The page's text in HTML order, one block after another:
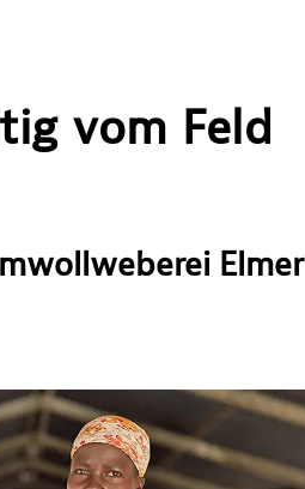
vom Feld
Elmer